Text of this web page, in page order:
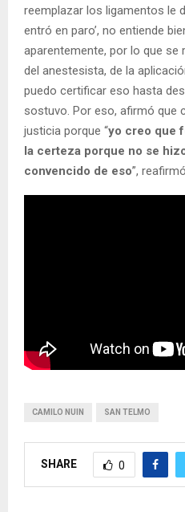
reemplazar los ligamentos le
entró en paro’, no entiende
aparentemente, por lo que se
del anestesista, de la
puedo certificar eso hasta
sostuvo. Por eso, afirmó que
justicia porque “yo creo que
la certeza porque no se
convencido de eso”,
CAMILO NUIN SAN TELMO
SHARE 0